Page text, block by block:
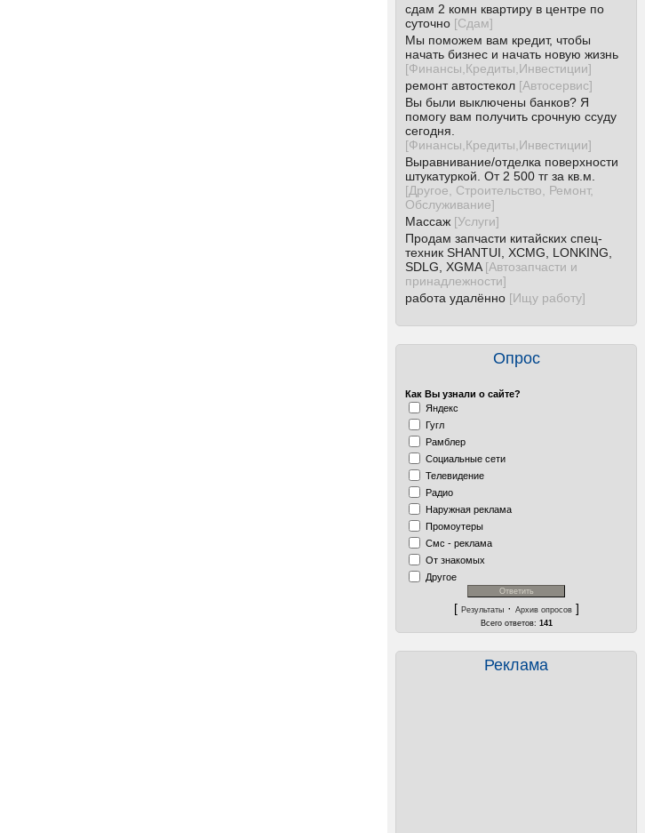
сдам 2 комн квартиру в центре по
суточно [Сдам]
Мы поможем вам кредит, чтобы
начать бизнес и начать новую жизнь
[Финансы,Кредиты,Инвестиции]
ремонт автостекол [Автосервис]
Вы были выключены банков? Я
помогу вам получить срочную ссуду
сегодня.
[Финансы,Кредиты,Инвестиции]
Выравнивание/отделка поверхности
штукатуркой. От 2 500 тг за кв.м.
[Другое, Строительство, Ремонт,
Обслуживание]
Массаж [Услуги]
Продам запчасти китайских спец-
техник SHANTUI, XCMG, LONKING,
SDLG, XGMA [Автозапчасти и
принадлежности]
работа удалённо [Ищу работу]
Опрос
Как Вы узнали о сайте?
Яндекс
Гугл
Рамблер
Социальные сети
Телевидение
Радио
Наружная реклама
Промоутеры
Смс - реклама
От знакомых
Другое
[ Результаты· Архив опросов]
Всего ответов: 141
Реклама